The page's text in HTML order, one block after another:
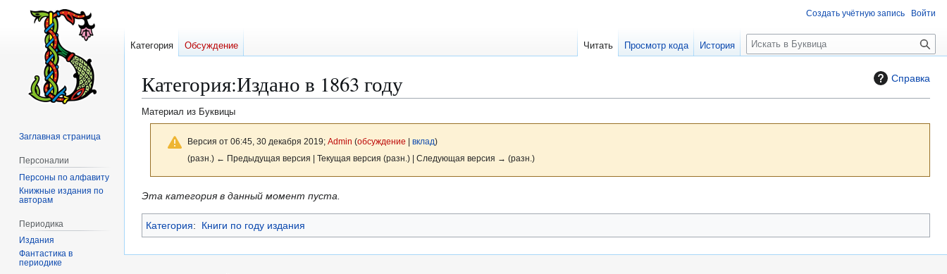
Справка
Категория:Издано в 1863 году
Материал из Буквицы
Версия от 06:45, 30 декабря 2019; Admin (обсуждение вклад)
(разн.) ← Предыдущая версия | Текущая версия (разн.) | Следующая версия → (разн.)
Перейти
к
навигации
Перейти
к
поиску
Эта категория в данный момент пуста.
Категория: Книги по году издания
Создать учётную запись Войти
Категория Обсуждение Читать Просмотр кода История
П
о
к
Заглавная страница
Персоналии
Персоны по алфавиту
Книжные издания по
авторам
Периодика
Издания
Фантастика в
периодике